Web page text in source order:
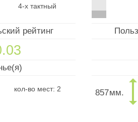
4-х тактный
рейтинг
кол-во мест: 2 857мм.